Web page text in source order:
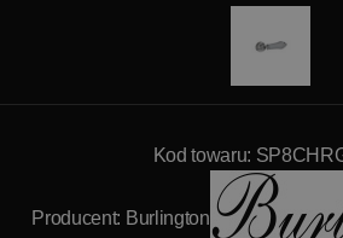
Kod towaru:
Producent: Burlington